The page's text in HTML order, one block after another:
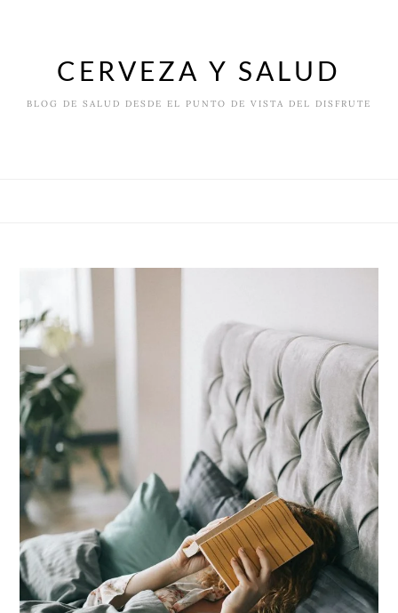
CERVEZA Y SALUD
BLOG DE SALUD DESDE EL PUNTO DE VISTA DEL DISFRUTE